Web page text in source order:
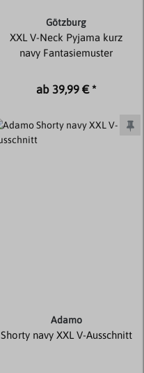
Götzburg
XXL V-Neck Pyjama kurz
navy Fantasiemuster
ab 39,99 € *
Adamo
Shorty navy XXL V-Ausschnitt